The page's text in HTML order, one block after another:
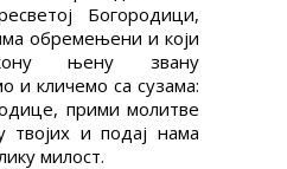
Богородици,
обремењени и који
њену звану
и кличемо са сузама:
прими молитве
твојих и подај нама
милост.